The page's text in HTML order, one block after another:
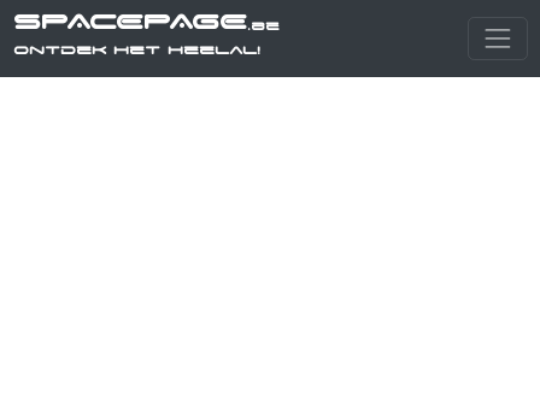
SPACEPAGE.be
Ontdek het heelal!